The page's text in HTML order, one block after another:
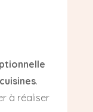
.
à réaliser